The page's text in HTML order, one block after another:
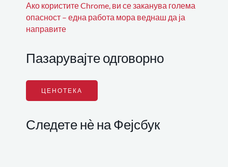
Ако користите Chrome, ви се заканува голема
опасност – една работа мора веднаш да ја
направите
Пазарувајте одговорно
ЦЕНОТЕКА
Следете нѐ на Фејсбук